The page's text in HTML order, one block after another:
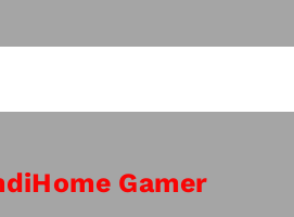
Gamer